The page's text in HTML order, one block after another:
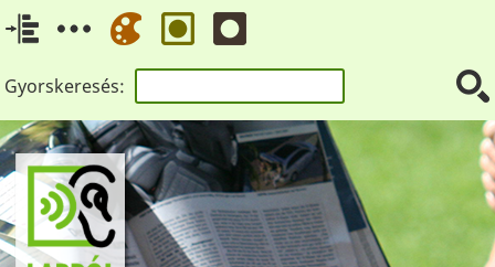
Gyorskeresés: